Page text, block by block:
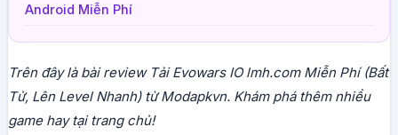
Android Miễn Phí
Trên đây là bài review Tải Evowars IO lmh.com Miễn Phí (Bất
Tử, Lên Level Nhanh) từ Modapkvn. Khám phá thêm nhiều
game hay tại trang chủ!